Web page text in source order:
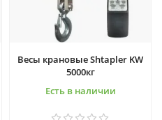
Весы крановые Shtapler KW
5000кг
Есть в наличии